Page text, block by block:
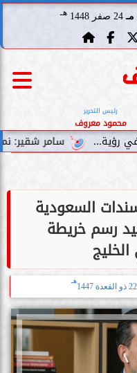
24 صفر 1448 هـ
رئيس التحرير
محمود معروف
سامر شقير: نمو صناديق
السعودية
رسم خريطة
22 ذو القعدة 1447
هـ